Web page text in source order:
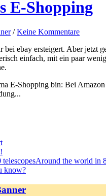
E-Shopping
/Keine Kommentare
bei ebay ersteigert. Aber jetzt
einfach, mit ein paar
E-Shopping bin: Bei
Around the world in
know?